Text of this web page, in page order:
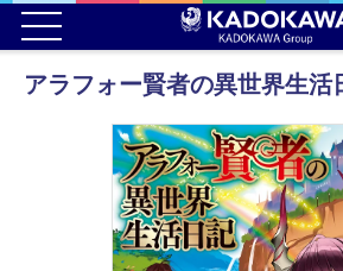
アラフォー賢者の異世界生